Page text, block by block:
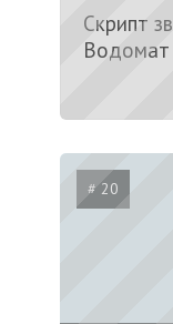
Скрипт
Водомат
# 20